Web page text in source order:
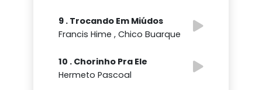
9 . Trocando Em Miúdos
Francis Hime , Chico Buarque
10 . Chorinho Pra Ele
Hermeto Pascoal